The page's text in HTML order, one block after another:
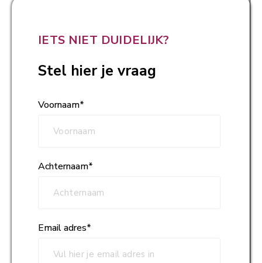
IETS NIET DUIDELIJK?
Stel hier je vraag
Voornaam*
Achternaam*
Email adres*